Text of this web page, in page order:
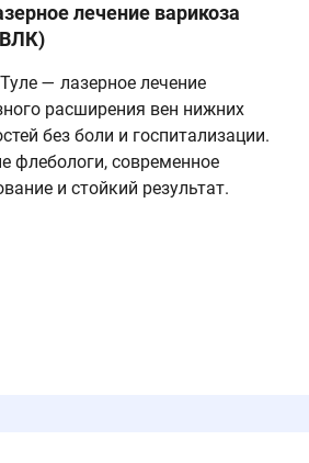
лечение варикоза
— лазерное лечение
расширения вен нижних
без боли и госпитализации.
флебологи, современное
и стойкий результат.